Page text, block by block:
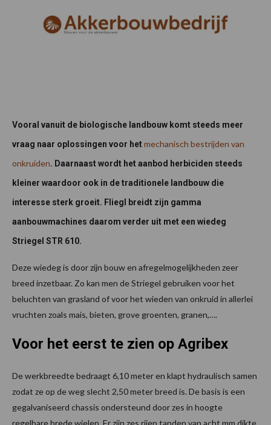
Vooral vanuit de biologische landbouw komt steeds meer
vraag naar oplossingen voor hetmechanisch bestrijden van
onkruiden. Daarnaast wordt het aanbod herbiciden steeds
kleiner waardoor ook in de traditionele landbouw die
interesse sterk groeit. Fliegl breidt zijn gamma
aanbouwmachines daarom verder uit met een wiedeg
Striegel STR 610.
Deze wiedeg is door zijn bouw en afregelmogelijkheden zeer
breed inzetbaar. Zo kan men de Striegel gebruiken voor het
beluchten van grasland of voor het wieden van onkruid in allerlei
vruchten zoals mais, bieten, grove groenten, granen,….
Voor het eerst te zien op Agribex
De werkbreedte bedraagt 6,10 meter en klapt hydraulisch samen
zodat ze op de weg slecht 2,50 meter breed is. De basis is een
gegalvaniseerd chassis ondersteund door zes in hoogte
regelbare brede wielen. Er zijn zes rijen tanden van acht mm dikte